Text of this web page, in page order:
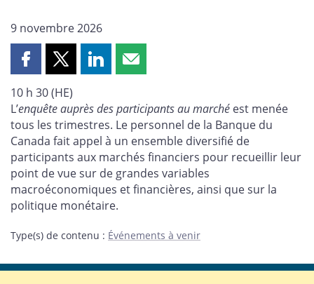
9 novembre 2026
Partager
page
sur
Facebook
Partager
page
sur
X
Partager
sur
LinkedIn
Partager
par
courriel
10 h 30 (HE)
L’enquête auprès des participants au marché est menée
tous les trimestres. Le personnel de la Banque du
Canada fait appel à un ensemble diversifié de
participants aux marchés financiers pour recueillir leur
point de vue sur de grandes variables
macroéconomiques et financières, ainsi que sur la
politique monétaire.
Type(s) de contenu : Événements à venir